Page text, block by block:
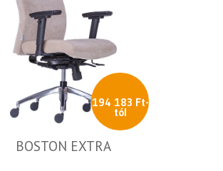
194 183 Ft-
tól
BOSTON EXTRA